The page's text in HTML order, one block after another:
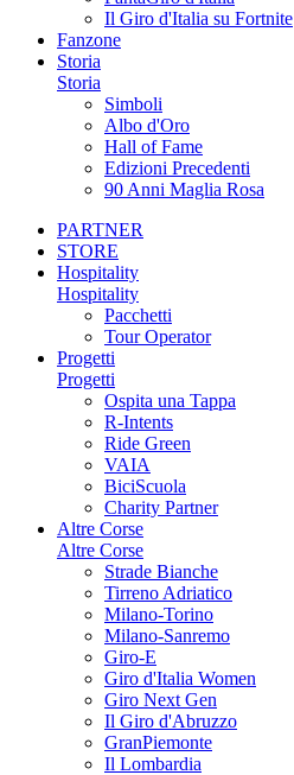
Il Giro d'Italia su Fortnite
Fanzone
Storia
Storia
Simboli
Albo d'Oro
Hall of Fame
Edizioni Precedenti
90 Anni Maglia Rosa
PARTNER
STORE
Hospitality
Hospitality
Pacchetti
Tour Operator
Progetti
Progetti
Ospita una Tappa
R-Intents
Ride Green
VAIA
BiciScuola
Charity Partner
Altre Corse
Altre Corse
Strade Bianche
Tirreno Adriatico
Milano-Torino
Milano-Sanremo
Giro-E
Giro d'Italia Women
Giro Next Gen
Il Giro d'Abruzzo
GranPiemonte
Il Lombardia